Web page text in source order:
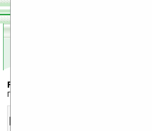
Скачать программы для
Resco Codec Pack for Pocket
Пакет кодеков для приложений от Resco